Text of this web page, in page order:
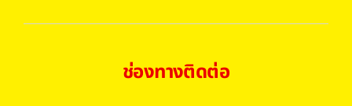
ช่องทางติดต่อ